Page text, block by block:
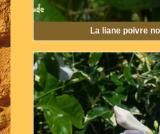
La liane poivre